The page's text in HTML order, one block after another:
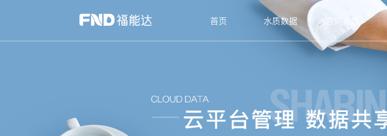
首页 水质数据 官网商城